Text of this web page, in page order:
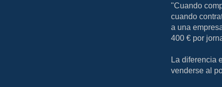
"Cuando
cuando
a una
400 € por
La diferencia
venderse al